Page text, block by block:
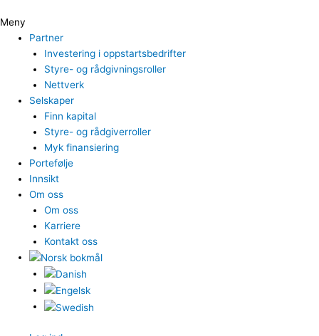
Meny
Partner
Investering i oppstartsbedrifter
Styre- og rådgivningsroller
Nettverk
Selskaper
Finn kapital
Styre- og rådgiverroller
Myk finansiering
Portefølje
Innsikt
Om oss
Om oss
Karriere
Kontakt oss